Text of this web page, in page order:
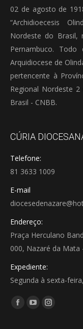
02 de agosto de
“Archidioecesis
Nordeste do
Pernambuco.
Arquidiocese de
pertencente à
Regional Nordeste
Brasil - CNBB.
CÚRIA
Telefone:
81 3633 1009
E-mail
Endereço:
Praça Herculano
000, Nazaré da Mata
Expediente:
Segunda à sexta-
Encontre-nos em:
Facebook
YouTubeInstagram